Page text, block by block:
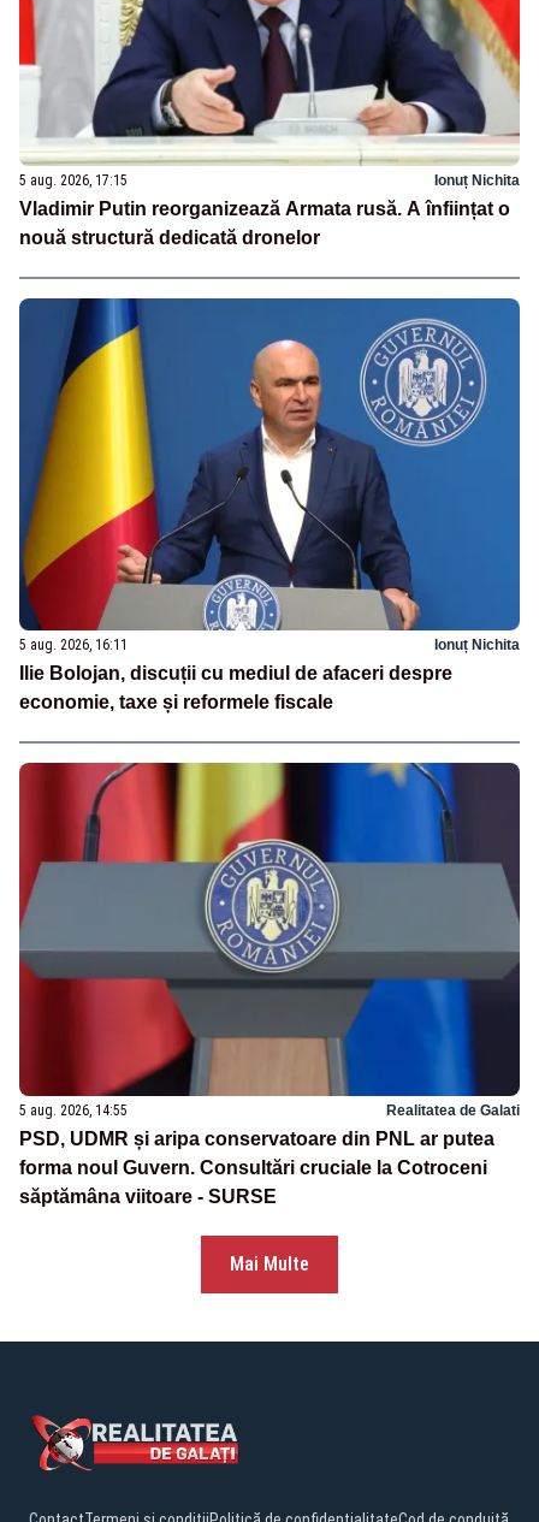
5 aug. 2026, 17:15 Ionuț Nichita
Vladimir Putin reorganizează Armata rusă. A înființat o
nouă structură dedicată dronelor
5 aug. 2026, 16:11 Ionuț Nichita
Ilie Bolojan, discuții cu mediul de afaceri despre
economie, taxe și reformele fiscale
5 aug. 2026, 14:55 Realitatea de Galati
PSD, UDMR și aripa conservatoare din PNL ar putea
forma noul Guvern. Consultări cruciale la Cotroceni
săptămâna viitoare - SURSE
Mai Multe